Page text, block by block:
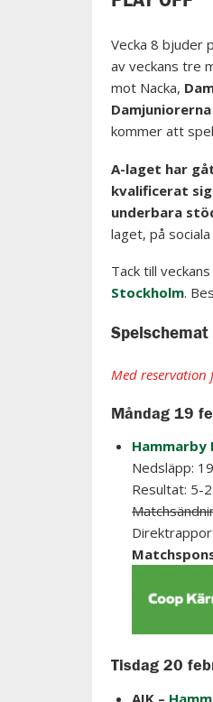
Vecka 8 bjuder
av veckans tre
mot Nacka,
Damjuniorerna
kommer att
A-laget har
kvalificerat
underbara
laget, på
Tack till
Stockholm.
Med
Måndag 19
Hammarby
Nedsläpp:
Resultat: 5-2
Tisdag 20
AIK –